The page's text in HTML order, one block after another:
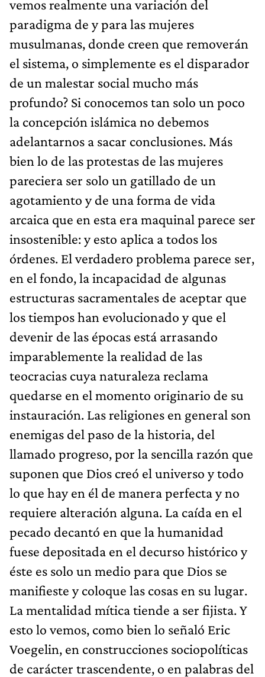
vemos realmente una variación del
paradigma de y para las mujeres
musulmanas, donde creen que removerán
el sistema, o simplemente es el disparador
de un malestar social mucho más
profundo? Si conocemos tan solo un poco
la concepción islámica no debemos
adelantarnos a sacar conclusiones. Más
bien lo de las protestas de las mujeres
pareciera ser solo un gatillado de un
agotamiento y de una forma de vida
arcaica que en esta era maquinal parece ser
insostenible: y esto aplica a todos los
órdenes. El verdadero problema parece ser,
en el fondo, la incapacidad de algunas
estructuras sacramentales de aceptar que
los tiempos han evolucionado y que el
devenir de las épocas está arrasando
imparablemente la realidad de las
teocracias cuya naturaleza reclama
quedarse en el momento originario de su
instauración. Las religiones en general son
enemigas del paso de la historia, del
llamado progreso, por la sencilla razón que
suponen que Dios creó el universo y todo
lo que hay en él de manera perfecta y no
requiere alteración alguna. La caída en el
pecado decantó en que la humanidad
fuese depositada en el decurso histórico y
éste es solo un medio para que Dios se
manifieste y coloque las cosas en su lugar.
La mentalidad mítica tiende a ser fijista. Y
esto lo vemos, como bien lo señaló Eric
Voegelin, en construcciones sociopolíticas
de carácter trascendente, o en palabras del